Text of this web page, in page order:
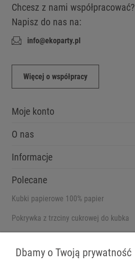
Chcesz z nami współpracować?
Napisz do nas na:
info@ekoparty.pl
Więcej o współpracy
Moje konto
O nas
Informacje
Polecane
Kubki papierowe 100% papier
Pokrywka z trzciny cukrowej do kubka
Dbamy o Twoją prywatność